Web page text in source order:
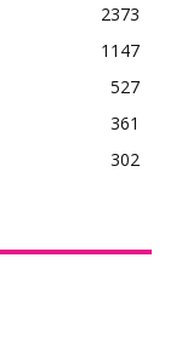
2373
1147
527
361
302